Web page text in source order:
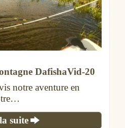
DafishaVid-20
notre aventure en
suite